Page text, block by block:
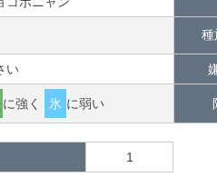
種
い
に強く 氷 に弱い
1